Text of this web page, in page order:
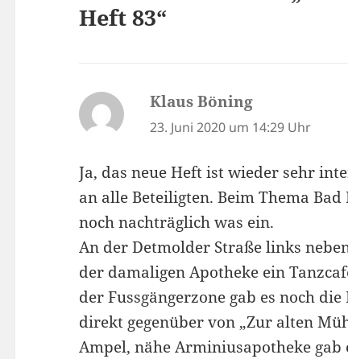
Heft 83“
Klaus Böning
23. Juni 2020 um 14:29 Uhr
Ja, das neue Heft ist wieder sehr
an alle Beteiligten. Beim Thema
noch nachträglich was ein.
An der Detmolder Straße links
der damaligen Apotheke ein
der Fussgängerzone gab es noch
direkt gegenüber von „Zur alten
Ampel, nähe Arminiusapotheke gab